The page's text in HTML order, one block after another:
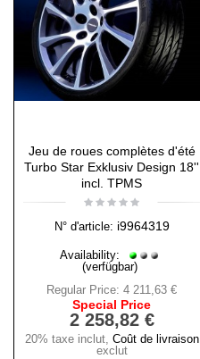
Jeu de roues complètes d'été
Turbo Star Exklusiv Design 18''
incl. TPMS
N° d'article: i9964319
Availability:
(verfügbar)
Regular Price: 4 211,63 €
Special Price
2 258,82 €
20% taxe inclut, Coût de livraison
exclut